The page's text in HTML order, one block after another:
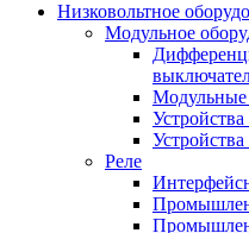
Низковольтное
Модульное
Модульные
Реле